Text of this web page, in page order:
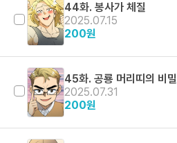
44화. 봉사가 체질
2025.07.15
200원
45화. 공룡 머리띠의 비밀
2025.07.31
200원